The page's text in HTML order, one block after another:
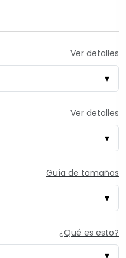
Ver detalles
Ver detalles
Guía de tamaños
¿Qué es esto?